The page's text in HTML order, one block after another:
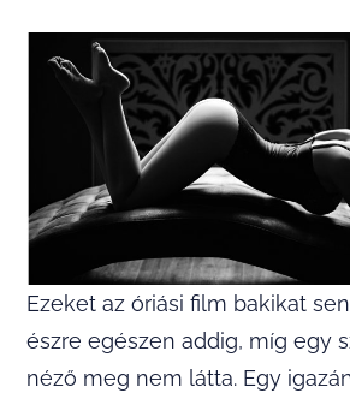
Ezeket az óriási film bakikat
észre egészen addig, míg egy
néző meg nem látta. Egy